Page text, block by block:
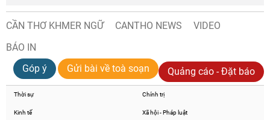
CẦN THƠ KHMER NGỮ CANTHO NEWS
VIDEO
BÁO IN
Góp ý
Gửi bài về toà soạn Quảng cáo - Đặt báo
Thời sự Chính trị
Kinh tế Xã hội - Pháp luật